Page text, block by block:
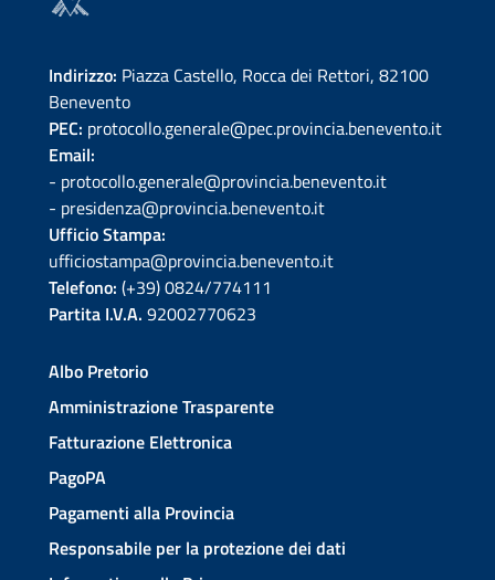
Indirizzo: Piazza Castello, Rocca dei Rettori, 82100
Benevento
PEC: protocollo.generale@pec.provincia.benevento.it
Email:
- protocollo.generale@provincia.benevento.it
- presidenza@provincia.benevento.it
Ufficio Stampa:
ufficiostampa@provincia.benevento.it
Telefono: (+39) 0824/774111
Partita I.V.A. 92002770623
Albo Pretorio
Amministrazione Trasparente
Fatturazione Elettronica
PagoPA
Pagamenti alla Provincia
Responsabile per la protezione dei dati